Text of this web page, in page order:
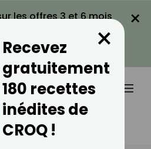
les offres 3 et 6 mois
LA PROMO
×
Chocolat Blanc
Recevez
gratuitement
180 recettes
inédites de
CROQ !
×